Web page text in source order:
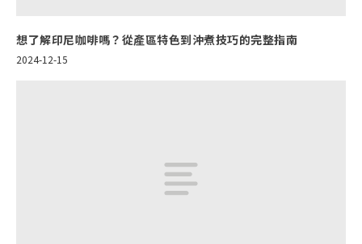
想了解印尼咖啡嗎？從產區特色到沖煮技巧的完整指南
2024-12-15